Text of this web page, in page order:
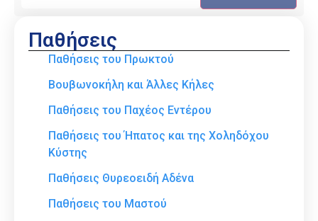
Παθήσεις
Παθήσεις του Πρωκτού
Βουβωνοκήλη και Άλλες Κήλες
Παθήσεις του Παχέος Εντέρου
Παθήσεις του Ήπατος και της Χοληδόχου
Κύστης
Παθήσεις Θυρεοειδή Αδένα
Παθήσεις του Μαστού